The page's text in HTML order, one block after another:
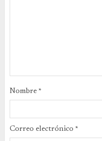
Nombre *
Correo electrónico *